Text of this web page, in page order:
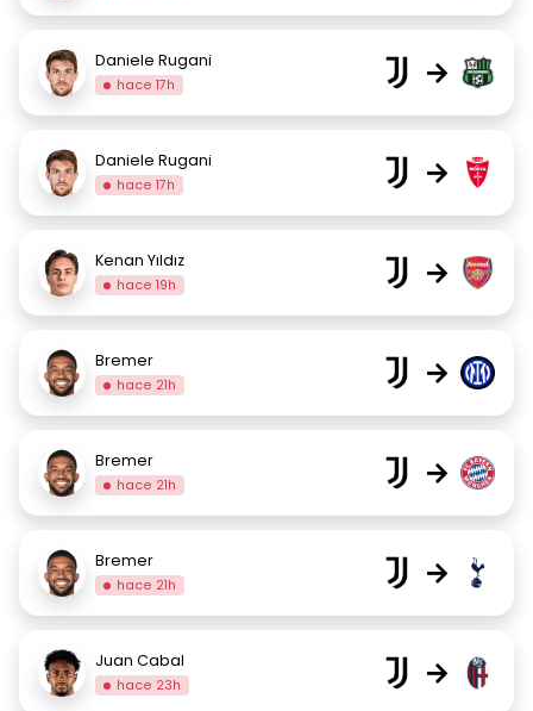
Daniele Rugani
hace 17h →
Daniele Rugani
hace 17h →
Kenan Yıldız
hace 19h →
Bremer
hace 21h →
Bremer
hace 21h →
Bremer
hace 21h →
Juan Cabal
hace 23h →